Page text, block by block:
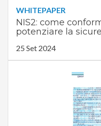
WHITEPAPER
NIS2: come
potenziare la
25 Set 2024